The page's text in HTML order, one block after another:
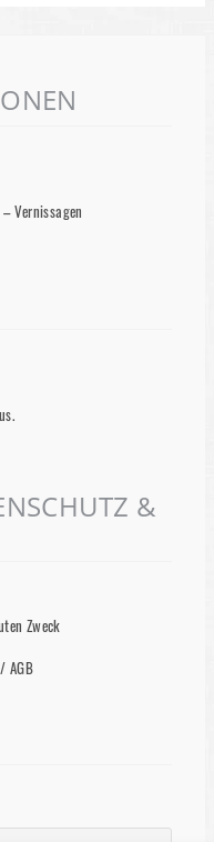
Vernissagen
&
Zweck
AGB